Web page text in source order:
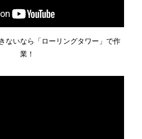
ないなら「ローリングタワー」で作
業！